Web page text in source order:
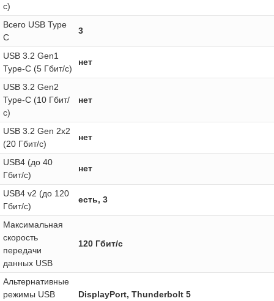
с)
Всего USB Type
C
3
USB 3.2 Gen1
Type-C (5 Гбит/с)
нет
USB 3.2 Gen2
Type-C (10 Гбит/
с)
нет
USB 3.2 Gen 2x2
(20 Гбит/с)
нет
USB4 (до 40
Гбит/с)
нет
USB4 v2 (до 120
Гбит/с)
есть, 3
Максимальная
скорость
передачи
данных USB
120 Гбит/с
Альтернативные
режимы USB
DisplayPort, Thunderbolt 5